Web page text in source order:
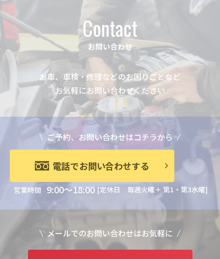
Contact
お問い合わせ
お車、車検・修理などのお困りごとなど
お気軽にお問い合わせください
ご予約、お問い合わせはコチラから
電話でお問い合わせする
営業時間 9:00～18:00 [定休日 毎週火曜＋ 第1・第3水曜]
メールでのお問い合わせはお気軽に